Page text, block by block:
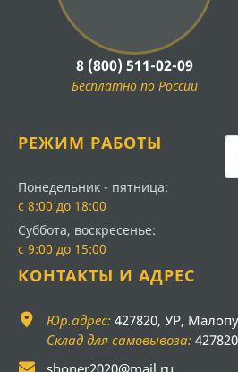
8 (800) 511-02-09
Бесплатно по России
РЕЖИМ РАБОТЫ
Понедельник - пятница:
с 8:00 до 18:00
Суббота, воскресенье:
с 9:00 до 15:00
КОНТАКТЫ И АДРЕС
Юр.адрес: 427820, УР,
Склад для самовывоза:
shoner2020@mail.ru